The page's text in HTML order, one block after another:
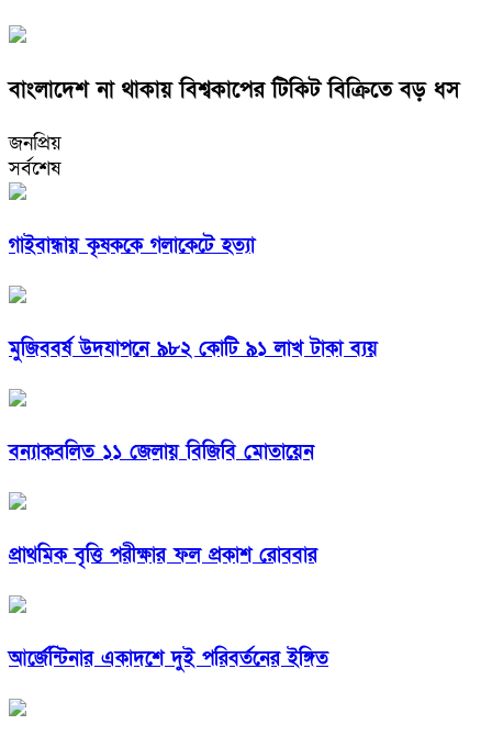
বাংলাদেশ না থাকায় বিশ্বকাপের টিকিট বিক্রিতে বড় ধস
জনপ্রিয়
সর্বশেষ
গাইবান্ধায় কৃষককে গলাকেটে হত্যা
মুজিববর্ষ উদযাপনে ৯৮২ কোটি ৯১ লাখ টাকা ব্যয়
বন্যাকবলিত ১১ জেলায় বিজিবি মোতায়েন
প্রাথমিক বৃত্তি পরীক্ষার ফল প্রকাশ রোববার
আর্জেন্টিনার একাদশে দুই পরিবর্তনের ইঙ্গিত